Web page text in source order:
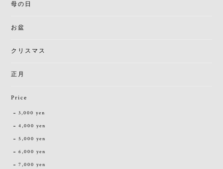
母の日
お盆
クリスマス
正月
Price
3,000 yen
4,000 yen
5,000 yen
6,000 yen
7,000 yen